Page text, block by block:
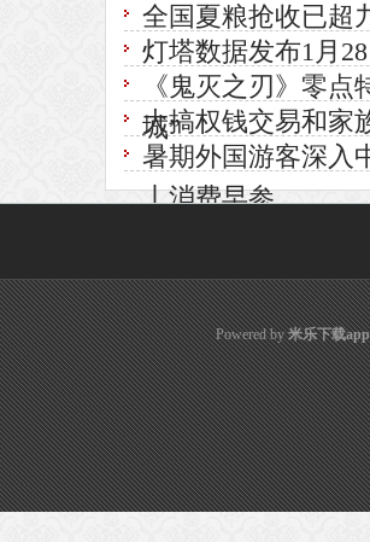
全国夏粮抢收已超
灯塔数据发布1月
《鬼灭之刃》零
城”
大搞权钱交易和家
暑期外国游客深入
丨消费早参
Powered by米乐下载